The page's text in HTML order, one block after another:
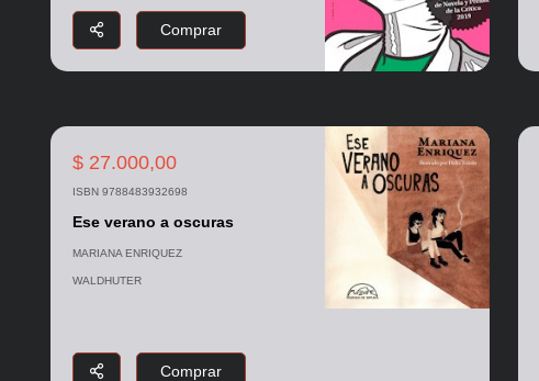
Comprar
$ 27.000,00
ISBN 9788483932698
Ese verano a oscuras
MARIANA ENRIQUEZ
WALDHUTER
Comprar